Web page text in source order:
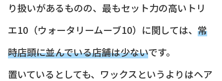
り扱いがあるものの、最もセット力の高いトリ
エ10（ウォータリームーブ10）に関しては、 常
時店頭に並んでいる店舗は少ないです。
置いているとしても、ワックスというよりはヘア